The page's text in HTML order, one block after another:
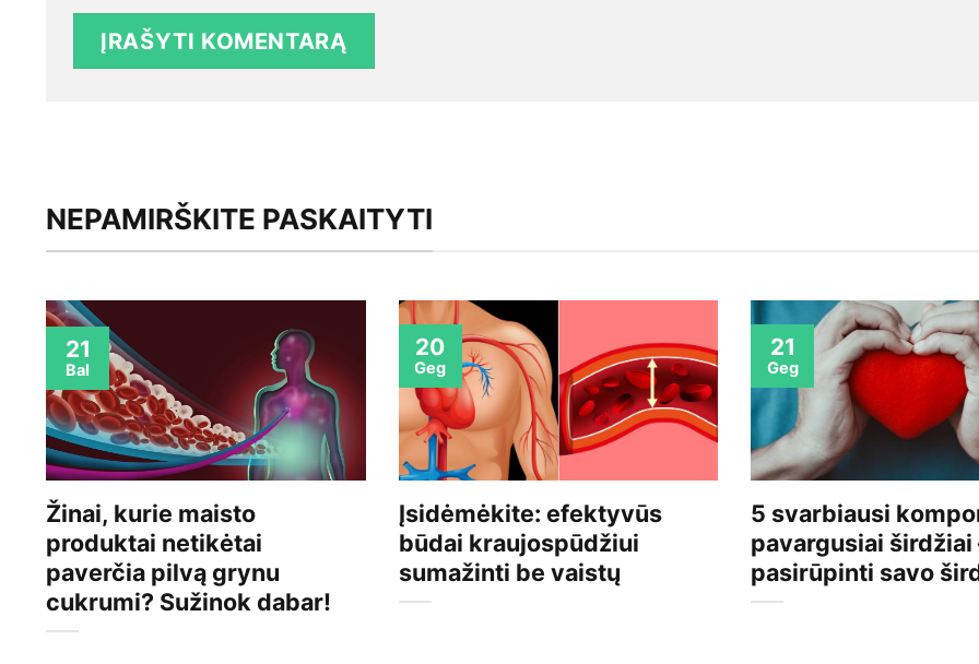
NEPAMIRŠKITE PASKAITYTI
Žinai, kurie maisto
produktai netikėtai
paverčia pilvą grynu
cukrumi? Sužinok dabar!
21
Bal
Įsidėmėkite: efektyvūs
būdai kraujospūdžiui
sumažinti be vaistų
20
Geg
5 svarbiausi
pavargusiai širdžiai
pasirūpinti savo
21
Geg